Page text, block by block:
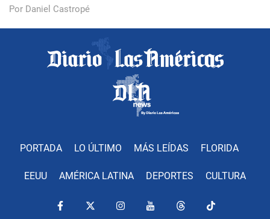
Por Daniel Castropé
PORTADA LO ÚLTIMO MÁS LEÍDAS FLORIDA
EEUU AMÉRICA LATINA DEPORTES CULTURA